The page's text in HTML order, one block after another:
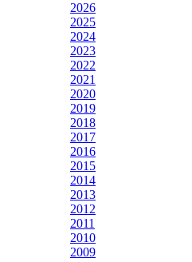
2026
2025
2024
2023
2022
2021
2020
2019
2018
2017
2016
2015
2014
2013
2012
2011
2010
2009